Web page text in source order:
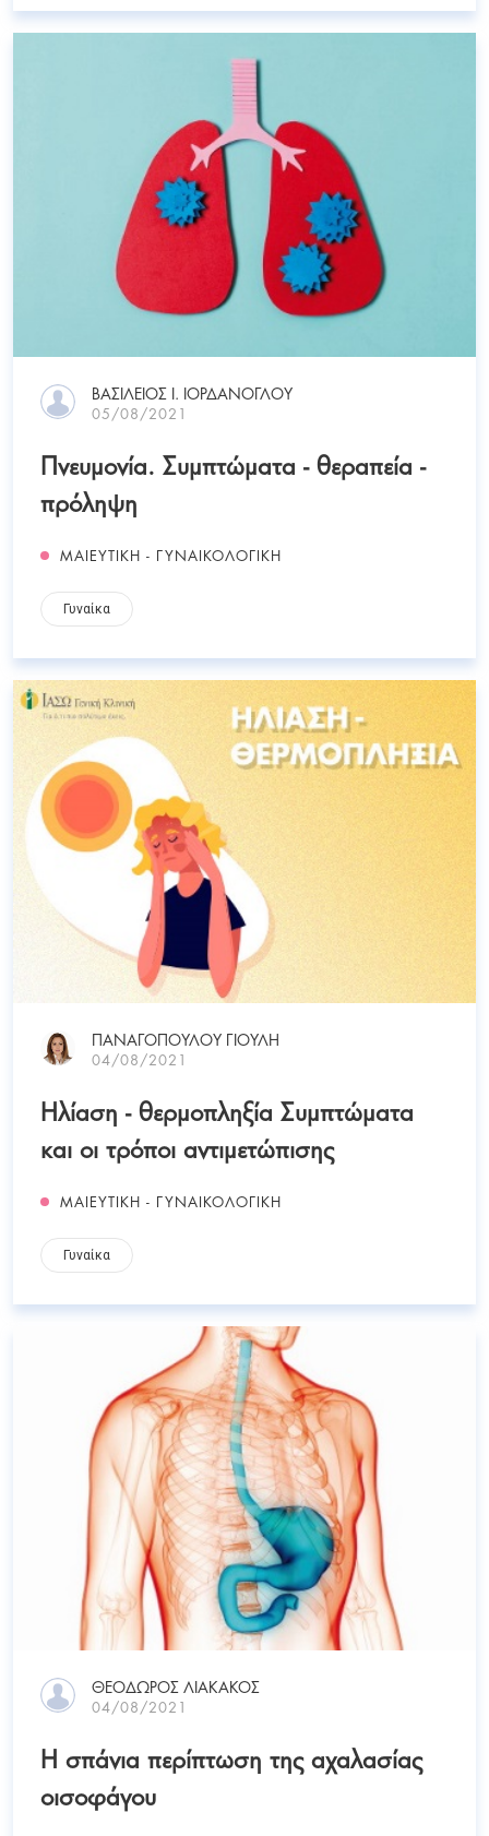
ΒΑΣΊΛΕΙΟΣ Ι. ΙΟΡΔΆΝΟΓΛΟΥ
05/08/2021
Πνευμονία. Συμπτώματα - θεραπεία -
πρόληψη
ΜΑΙΕΥΤΙΚΗ - ΓΥΝΑΙΚΟΛΟΓΙΚΗ
Γυναίκα
ΠΑΝΑΓΟΠΟΥΛΟΥ ΓΙΟΥΛΗ
04/08/2021
Ηλίαση - θερμοπληξία Συμπτώματα
και οι τρόποι αντιμετώπισης
ΜΑΙΕΥΤΙΚΗ - ΓΥΝΑΙΚΟΛΟΓΙΚΗ
Γυναίκα
ΘΕΌΔΩΡΟΣ ΛΙΑΚΆΚΟΣ
04/08/2021
Η σπάνια περίπτωση της αχαλασίας
οισοφάγου